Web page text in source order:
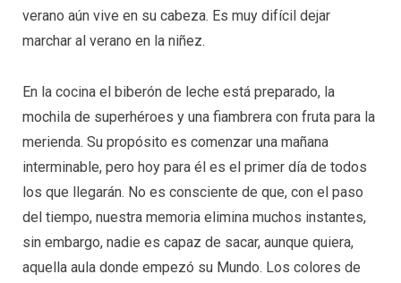
verano aún vive en su cabeza. Es muy difícil dejar
marchar al verano en la niñez.
En la cocina el biberón de leche está preparado, la
mochila de superhéroes y una fiambrera con fruta para la
merienda. Su propósito es comenzar una mañana
interminable, pero hoy para él es el primer día de todos
los que llegarán. No es consciente de que, con el paso
del tiempo, nuestra memoria elimina muchos instantes,
sin embargo, nadie es capaz de sacar, aunque quiera,
aquella aula donde empezó su Mundo. Los colores de